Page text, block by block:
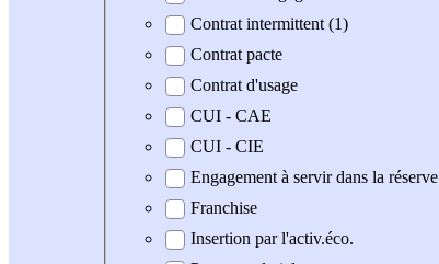
Contrat intermittent (1)
Contrat pacte
Contrat d'usage
CUI - CAE
CUI - CIE
Engagement à servir dans la réserve
Franchise
Insertion par l'activ.éco.